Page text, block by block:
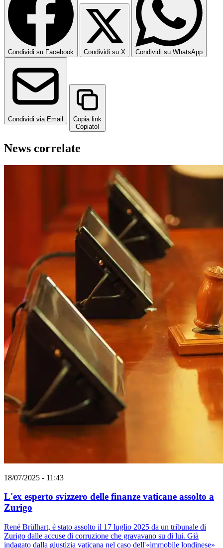
Condividi su Facebook Condividi su X Condividi su WhatsApp
Condividi via Email
Copia link
Copiato!
News correlate
18/07/2025 - 11:43
L'ex esperto svizzero delle finanze vaticane assolto a
Zurigo
René Brülhart, è stato assolto il 17 luglio 2025 da un tribunale di
Zurigo dalle accuse di corruzione che gravavano su di lui. Già
indagato dalla giustizia vaticana nel caso dell'«immobile londinese»